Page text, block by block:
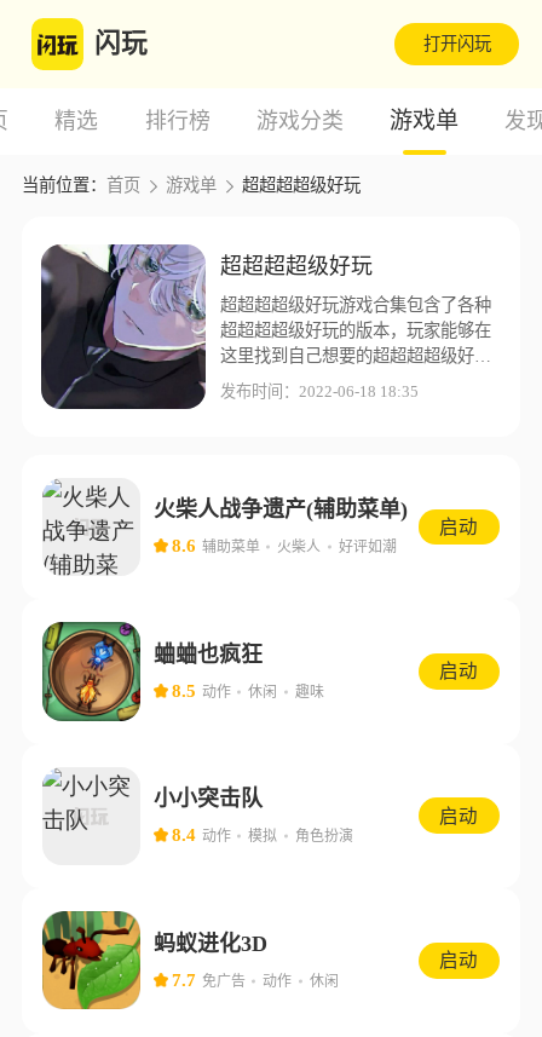
闪玩 打开闪玩
精选 排行榜 游戏分类 游戏单 发
当前位置： 首页 游戏单 超超超超级好玩
超超超超级好玩
超超超超级好玩游戏合集包含了各种
超超超超级好玩的版本，玩家能够在
这里找到自己想要的超超超超级好玩
版本，闪玩游戏盒子为了让玩家能够
发布时间：2022-06-18 18:35
火柴人战争遗产(辅助菜单)
8.6 辅助菜单 火柴人 好评如潮
启动
蛐蛐也疯狂
8.5 动作 休闲 趣味
启动
小小突击队
8.4 动作 模拟 角色扮演
启动
蚂蚁进化3D
7.7 免广告 动作 休闲
启动